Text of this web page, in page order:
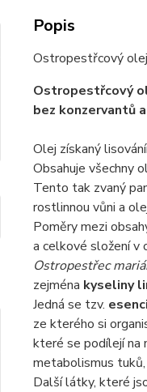
Popis
Ostropestřcový
Ostropestřcový
bez konzervantů
Olej získaný
Obsahuje všechny
Tento tak zvaný
rostlinnou vůni a
Poměry mezi
a celkové složení v
Ostropestřec
zejména kyseliny
Jedná se tzv.
ze kterého si
které se podílejí na
metabolismus
Další látky, které